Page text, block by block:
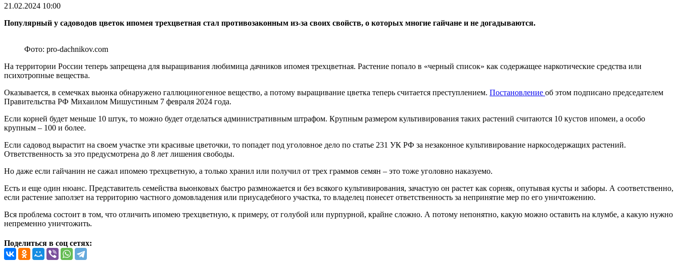
21.02.2024 10:00
Популярный у садоводов цветок ипомея трехцветная стал противозаконным из-за своих свойств, о которых многие гайчане и не догадываются.
Фото: pro-dachnikov.com
На территории России теперь запрещена для выращивания любимица дачников ипомея трехцветная. Растение попало в «черный список» как содержащее наркотические средства или
психотропные вещества.
Оказывается, в семечках вьюнка обнаружено галлюциногенное вещество, а потому выращивание цветка теперь считается преступлением. Постановление об этом подписано председателем
Правительства РФ Михаилом Мишустиным 7 февраля 2024 года.
Если корней будет меньше 10 штук, то можно будет отделаться административным штрафом. Крупным размером культивирования таких растений считаются 10 кустов ипомеи, а особо
крупным – 100 и более.
Если садовод вырастит на своем участке эти красивые цветочки, то попадет под уголовное дело по статье 231 УК РФ за незаконное культивирование наркосодержащих растений.
Ответственность за это предусмотрена до 8 лет лишения свободы.
Но даже если гайчанин не сажал ипомею трехцветную, а только хранил или получил от трех граммов семян – это тоже уголовно наказуемо.
Есть и еще один нюанс. Представитель семейства вьюнковых быстро размножается и без всякого культивирования, зачастую он растет как сорняк, опутывая кусты и заборы. А соответственно,
если растение заползет на территорию частного домовладения или приусадебного участка, то владелец понесет ответственность за непринятие мер по его уничтожению.
Вся проблема состоит в том, что отличить ипомею трехцветную, к примеру, от голубой или пурпурной, крайне сложно. А потому непонятно, какую можно оставить на клумбе, а какую нужно
непременно уничтожить.
Поделиться в соц сетях: